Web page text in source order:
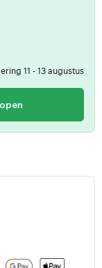
11 - 13 augustus